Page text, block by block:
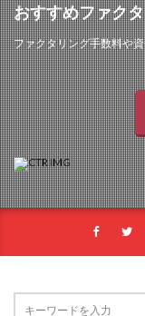
おすすめファク
ファクタリング手数料や